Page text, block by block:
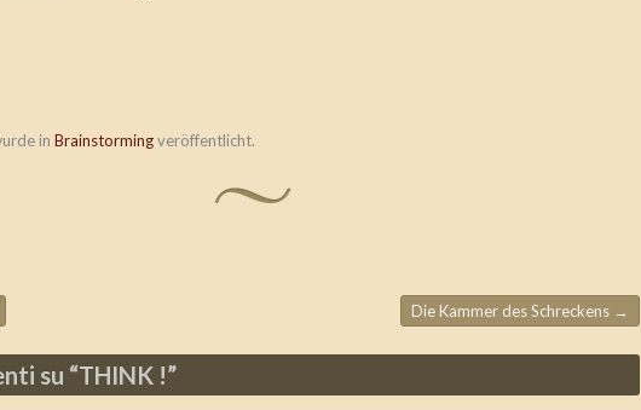
in Brainstormingveröffentlicht.
Die Kammer des Schreckens →
su “THINK !”